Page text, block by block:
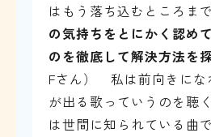
はもう落ち込むところま
の気持ちをとにかく認め
のを徹底して解決方法を
Fさん） 私は前向きにな
が出る歌っていうのを聴
は世間に知られている曲